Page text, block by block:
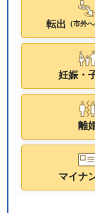
転出 （市外
妊娠・
離
マイナ